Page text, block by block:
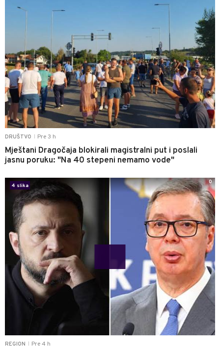
DRUŠTVO Pre 3 h
Mještani Dragočaja blokirali magistralni put i poslali
jasnu poruku: "Na 40 stepeni nemamo vode"
REGION Pre 4 h
4 slika
0